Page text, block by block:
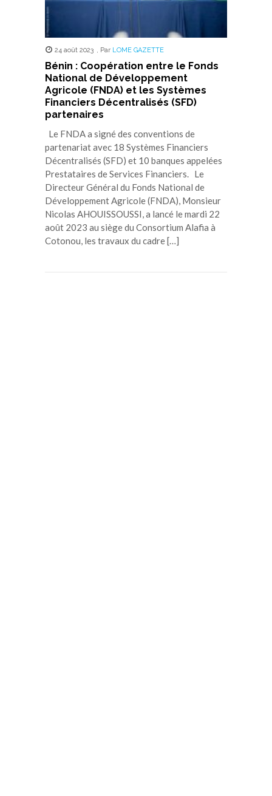
24 août 2023 , Par LOME GAZETTE
Bénin : Coopération entre le Fonds
National de Développement
Agricole (FNDA) et les Systèmes
Financiers Décentralisés (SFD)
partenaires
Le FNDA a signé des conventions de
partenariat avec 18 Systèmes Financiers
Décentralisés (SFD) et 10 banques appelées
Prestataires de Services Financiers. Le
Directeur Général du Fonds National de
Développement Agricole (FNDA), Monsieur
Nicolas AHOUISSOUSSI, a lancé le mardi 22
août 2023 au siège du Consortium Alafia à
Cotonou, les travaux du cadre […]